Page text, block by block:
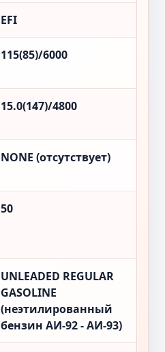
EFI
115(85)/6000
15.0(147)/4800
NONE (отсутствует)
50
UNLEADED REGULAR
GASOLINE
(неэтилированный
бензин АИ-92 - АИ-93)